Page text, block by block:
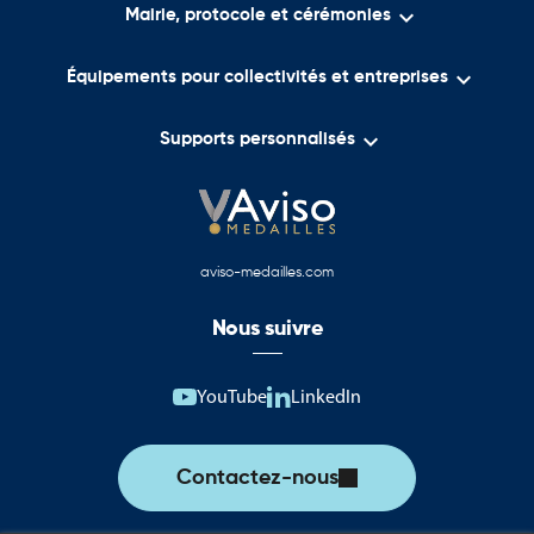
Les accès de bâtiments
Les zones de livraison
Les entrepôts logistiques
Les établissements scolaires
Les zones techniques
Les plateformes logistiques
Mairie, protocole et cérémonies 
Équipements pour collectivités et entreprises 
Supports personnalisés 
aviso-medailles.com
Nous suivre
YouTube LinkedIn
Contactez-nous